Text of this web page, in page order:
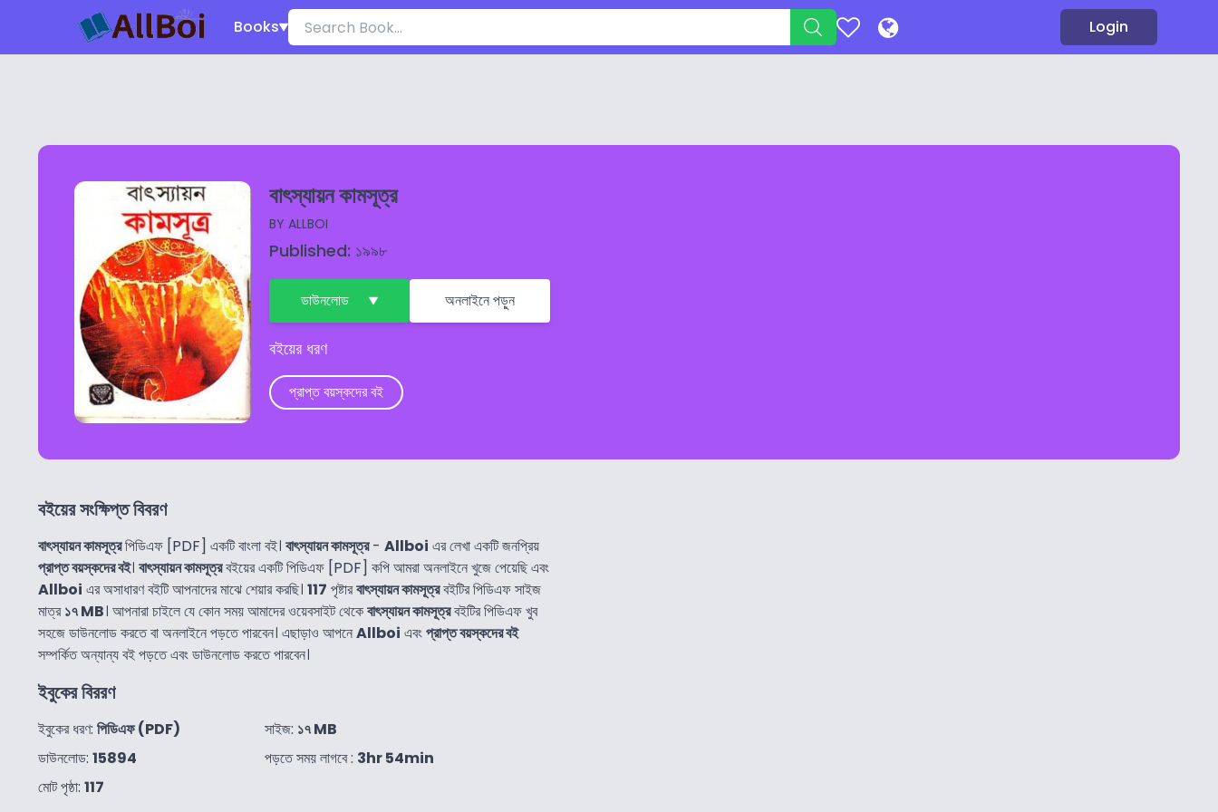
Books Login
বাৎস্যায়ন কামসূত্র
BY ALLBOI
Published: ১৯৯৮
ডাউনলোড অনলাইনে পড়ুন
বইয়ের ধরণ
প্রাপ্ত বয়স্কদের বই
বইয়ের সংক্ষিপ্ত বিবরণ
বাৎস্যায়ন কামসূত্রপিডিএফ [PDF] একটি বাংলা বই। বাৎস্যায়ন কামসূত্র- Allboi এর লেখা একটি জনপ্রিয়
প্রাপ্ত বয়স্কদের বই। বাৎস্যায়ন কামসূত্রবইয়ের একটি পিডিএফ [PDF] কপি আমরা অনলাইনে খুজে পেয়েছি এবং
Allboi এর অসাধারণ বইটি আপনাদের মাঝে শেয়ার করছি। 117 পৃষ্টারবাৎস্যায়ন কামসূত্রবইটির পিডিএফ সাইজ
মাত্র১৭ MB। আপনারা চাইলে যে কোন সময় আমাদের ওয়েবসাইট থেকেবাৎস্যায়ন কামসূত্রবইটির পিডিএফ খুব
সহজে ডাউনলোড করতে বা অনলাইনে পড়তে পারবেন। এছাড়াও আপনেAllboi এবংপ্রাপ্ত বয়স্কদের বই
সম্পর্কিত অন্যান্য বই পড়তে এবং ডাউনলোড করতে পারবেন।
ইবুকের বিররণ
ইবুকের ধরণ: পিডিএফ (PDF)
ডাউনলোড: 15894
মোট পৃষ্ঠা: 117
সাইজ: ১৭ MB
পড়তে সময় লাগবে : 3hr 54min